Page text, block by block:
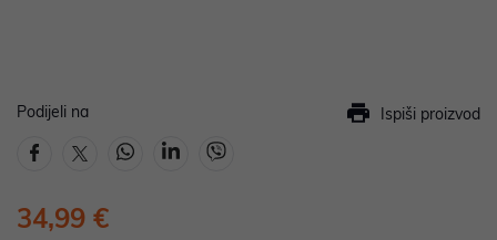
Podijeli na Ispiši proizvod
34,99 €